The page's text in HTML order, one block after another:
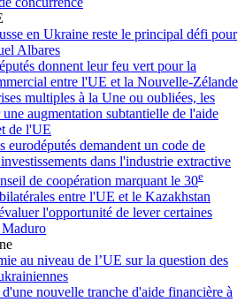
en Ukraine reste le principal défi pour
Albares
donnent leur feu vert pour la
entre l'UE et la Nouvelle-Zélande
multiples à la Une ou oubliées, les
augmentation subtantielle de l'aide
de l'UE
eurodéputés demandent un code de
dans l'industrie extractive
de coopération marquant le 30e
entre l'UE et le Kazakhstan
l'opportunité de lever certaines
Maduro
au niveau de l’UE sur la question des
d'une nouvelle tranche d'aide financière à